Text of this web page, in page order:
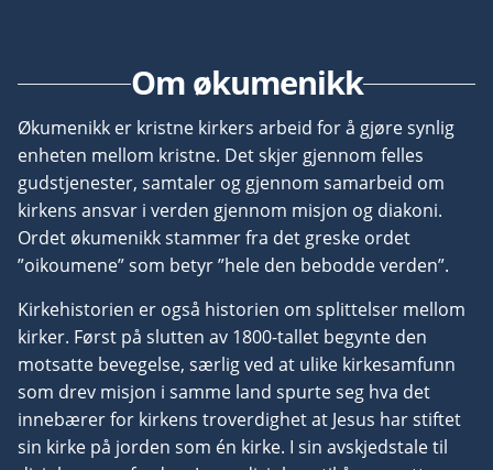
Om økumenikk
Økumenikk er kristne kirkers arbeid for å gjøre synlig
enheten mellom kristne. Det skjer gjennom felles
gudstjenester, samtaler og gjennom samarbeid om
kirkens ansvar i verden gjennom misjon og diakoni.
Ordet økumenikk stammer fra det greske ordet
”oikoumene” som betyr ”hele den bebodde verden”.
Kirkehistorien er også historien om splittelser mellom
kirker. Først på slutten av 1800-tallet begynte den
motsatte bevegelse, særlig ved at ulike kirkesamfunn
som drev misjon i samme land spurte seg hva det
innebærer for kirkens troverdighet at Jesus har stiftet
sin kirke på jorden som én kirke. I sin avskjedstale til